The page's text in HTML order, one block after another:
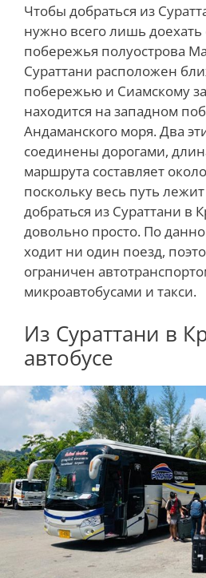
Чтобы добраться из
нужно всего лишь доехать
побережья полуострова
Сураттани расположен
побережью и Сиамскому
находится на западном
Андаманского моря. Два
соединены дорогами,
маршрута составляет
поскольку весь путь
добраться из Сураттани в
довольно просто. По
ходит ни один поезд,
ограничен
микроавтобусами и такси.
Из Сураттани в
автобусе